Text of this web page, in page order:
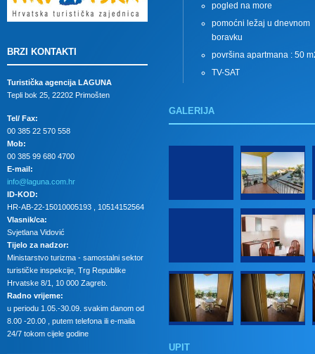
BRZI KONTAKTI
Turistička agencija LAGUNA
Tepli bok 25, 22202 Primošten
Tel/ Fax:
00 385 22 570 558
Mob:
00 385 99 680 4700
E-mail:
info@laguna.com.hr
ID-KOD:
HR-AB-22-15010005193 , 10514152564
Vlasnik/ca:
Svjetlana Vidović
Tijelo za nadzor:
Ministarstvo turizma - samostalni sektor
turističke inspekcije, Trg Republike
Hrvatske 8/1, 10 000 Zagreb.
Radno vrijeme:
u periodu 1.05.-30.09. svakim danom od
8.00 -20.00 , putem telefona ili e-maila
24/7 tokom cijele godine
pogled na more
pomoćni ležaj u dnevnom
boravku
površina apartmana : 50
TV-SAT
GALERIJA
UPIT